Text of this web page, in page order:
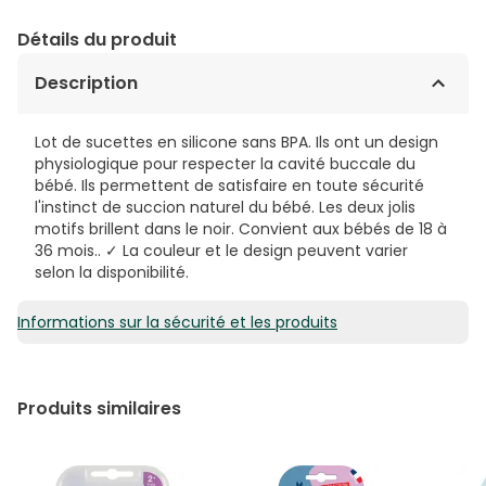
Détails du produit
Description
Lot de sucettes en silicone sans BPA. Ils ont un design
physiologique pour respecter la cavité buccale du
bébé. Ils permettent de satisfaire en toute sécurité
l'instinct de succion naturel du bébé. Les deux jolis
motifs brillent dans le noir. Convient aux bébés de 18 à
36 mois.. ✓ La couleur et le design peuvent varier
selon la disponibilité.
Informations sur la sécurité et les produits
Produits similaires